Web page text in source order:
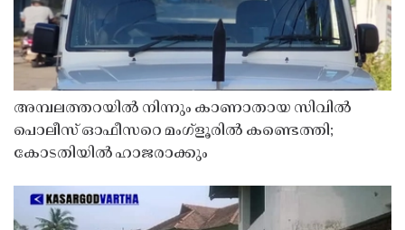
അമ്പലത്തറയിൽ നിന്നും കാണാതായ സിവിൽ
പൊലീസ് ഓഫീസറെ മംഗ്ളൂരിൽ കണ്ടെത്തി;
കോടതിയിൽ ഹാജരാക്കും